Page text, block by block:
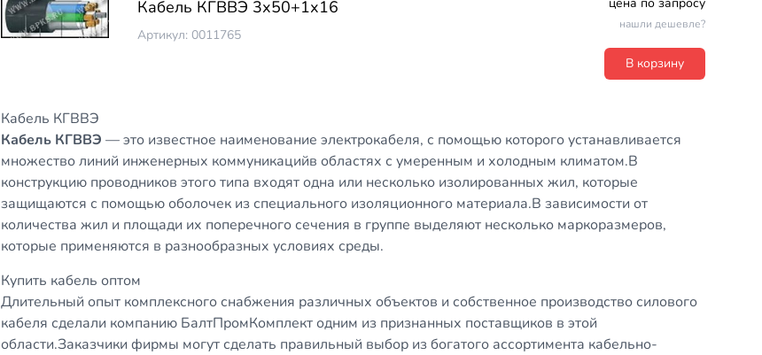
Кабель КГВВЭ 3х50+1х16
Артикул: 0011765
нашли дешевле?
В корзину
Кабель КГВВЭ
Кабель КГВВЭ — это известное наименование электрокабеля, с помощью которого устанавливается
множество линий инженерных коммуникацийв областях с умеренным и холодным климатом.В
конструкцию проводников этого типа входят одна или несколько изолированных жил, которые
защищаются с помощью оболочек из специального изоляционного материала.В зависимости от
количества жил и площади их поперечного сечения в группе выделяют несколько маркоразмеров,
которые применяются в разнообразных условиях среды.
Купить кабель оптом
Длительный опыт комплексного снабжения различных объектов и собственное производство силового
кабеля сделали компанию БалтПромКомплект одним из признанных поставщиков в этой
области.Заказчики фирмы могут сделать правильный выбор из богатого ассортимента кабельно-